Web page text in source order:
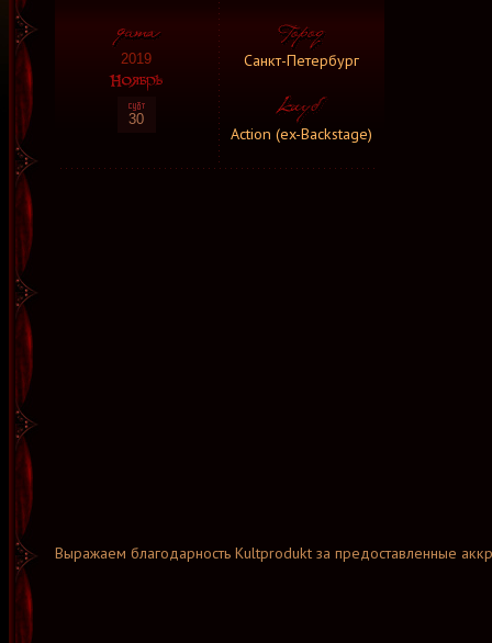
2019
30
Санкт-Петербург
Action (ex-Backstage)
Выражаем благодарность Kultprodukt за предоставленные